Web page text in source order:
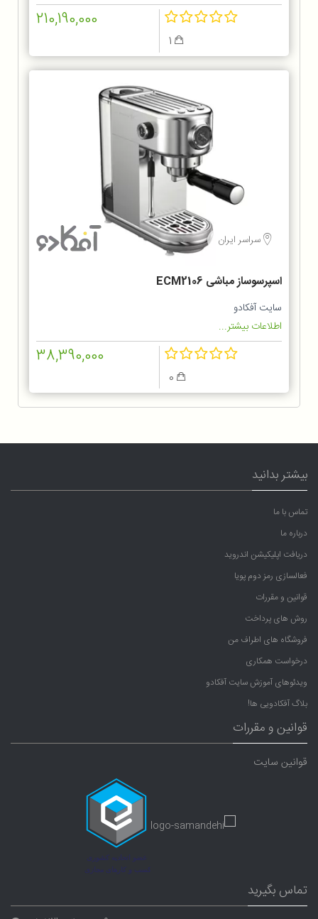
210,190,000
سراسر ایران
اسپرسوساز مباشی ECM2106
سایت آفکادو
اطلاعات بیشتر...
38,390,000
بیشتر بدانید
تماس با ما
درباره ما
دریافت اپلیکیشن اندروید
فعالسازی رمز دوم پویا
قوانین و مقررات
روش های پرداخت
فروشگاه های اطراف من
درخواست همکاری
ویدئوهای آموزش سایت آفکادو
بلاگ آفکادویی ها!
قوانین و مقررات
قوانین سایت
تماس بگیرید